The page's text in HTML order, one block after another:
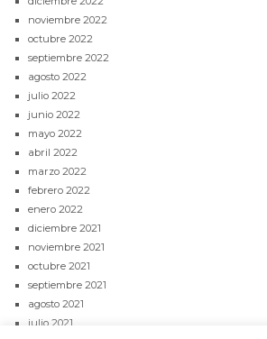
noviembre 2022
octubre 2022
septiembre 2022
agosto 2022
julio 2022
junio 2022
mayo 2022
abril 2022
marzo 2022
febrero 2022
enero 2022
diciembre 2021
noviembre 2021
octubre 2021
septiembre 2021
agosto 2021
julio 2021